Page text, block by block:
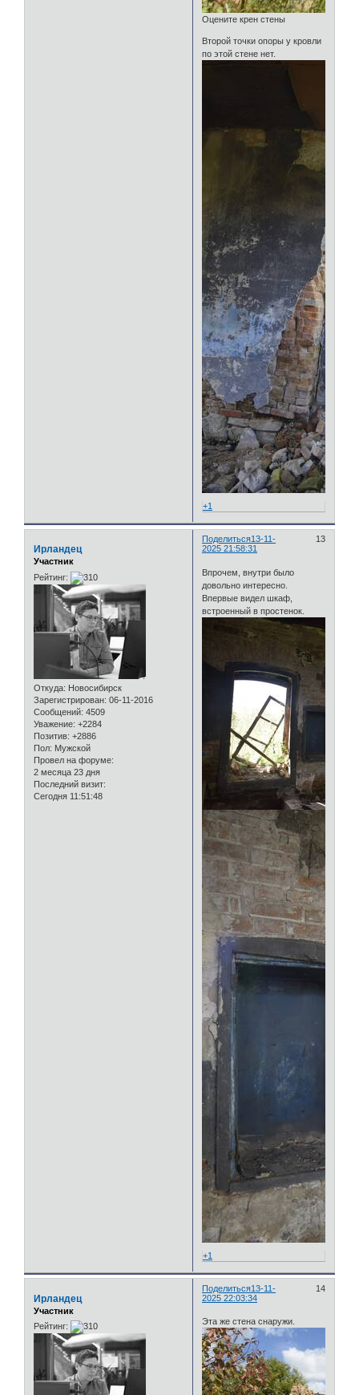
Оцените крен стены
Второй точки опоры у кровли
по этой стене нет.
+1
Поделиться 13
13-11-
2025 21:58:31
Ирландец
Участник
Рейтинг:
Откуда: Новосибирск
Зарегистрирован: 06-11-2016
Сообщений: 4509
Уважение: +2284
Позитив: +2886
Пол: Мужской
Провел на форуме:
2 месяца 23 дня
Последний визит:
Сегодня 11:51:48
Впрочем, внутри было
довольно интересно.
Впервые видел шкаф,
встроенный в простенок.
+1
Поделиться 14
13-11-
2025 22:03:34
Ирландец
Участник
Рейтинг:
Эта же стена снаружи.